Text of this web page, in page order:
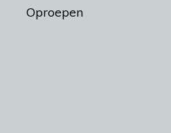
Oproepen